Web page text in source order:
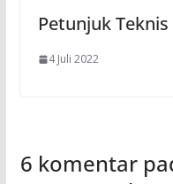
Petunjuk
4 Juli 2022
6 komentar